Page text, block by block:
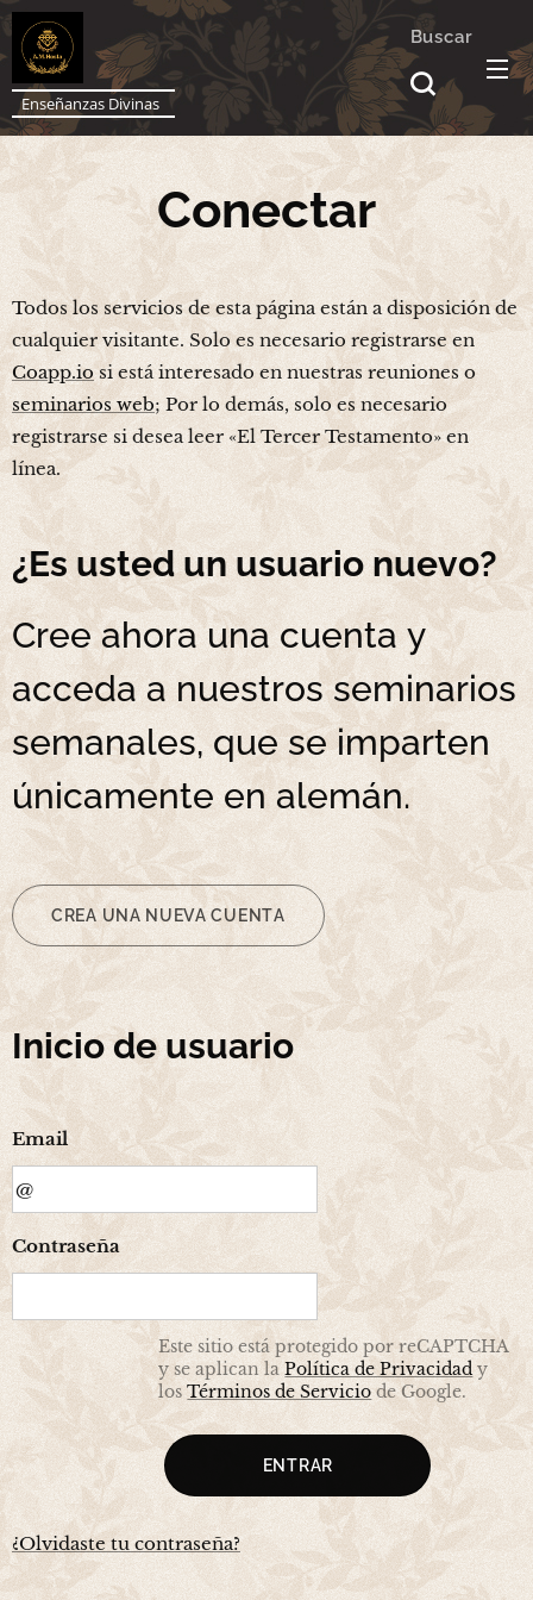
Enseñanzas Divinas
Buscar
Conectar
Todos los servicios de esta página están a disposición de
cualquier visitante. Solo es necesario registrarse en
Coapp.iosi está interesado en nuestras reuniones o
seminarios web; Por lo demás, solo es necesario
registrarse si desea leer «El Tercer Testamento» en
línea.
¿Es usted un usuario nuevo?
Cree ahora una cuenta y
acceda a nuestros seminarios
semanales, que se imparten
únicamente en alemán.
CREA UNA NUEVA CUENTA
Inicio de usuario
Email
Contraseña
Este sitio está protegido por reCAPTCHA
y se aplican laPolítica de Privacidady
losTérminos de Serviciode Google.
ENTRAR
¿Olvidaste tu contraseña?